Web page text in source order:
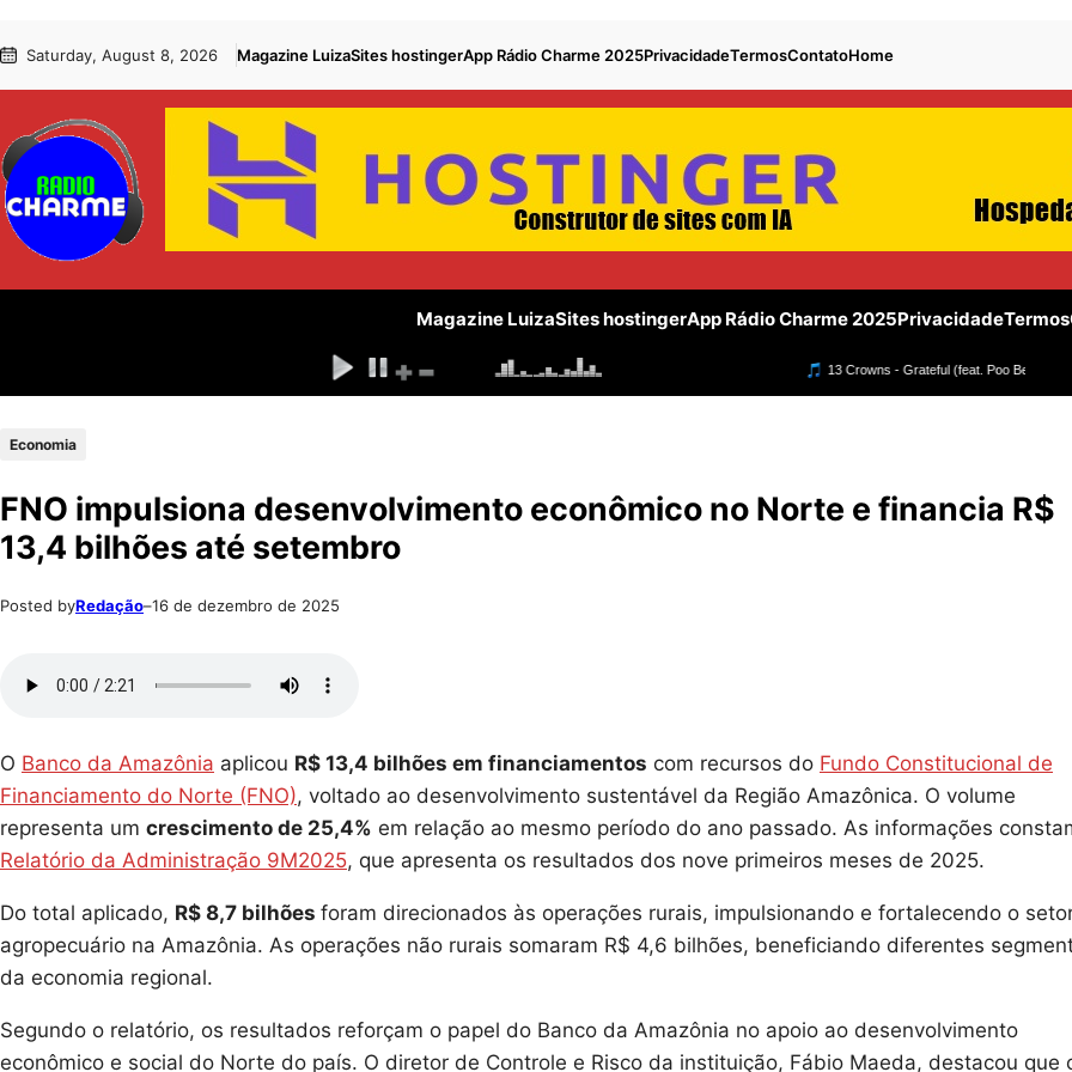
para
conteúdo
to Saturday, August 8, 2026 Magazine LuizaSites hostingerApp Rádio Charme 2025PrivacidadeTermosContatoHome
Magazine LuizaSites hostingerApp Rádio Charme 2025PrivacidadeTermos
Economia
FNO impulsiona desenvolvimento econômico no Norte e financia R$
13,4 bilhões até setembro
Posted byRedação–16 de dezembro de 2025
O Banco da Amazônia aplicou R$ 13,4 bilhões em financiamentos com recursos do Fundo Constitucional de
Financiamento do Norte (FNO), voltado ao desenvolvimento sustentável da Região Amazônica. O volume
representa um crescimento de 25,4% em relação ao mesmo período do ano passado. As informações
Relatório da Administração 9M2025, que apresenta os resultados dos nove primeiros meses de 2025.
Do total aplicado, R$ 8,7 bilhões foram direcionados às operações rurais, impulsionando e fortalecendo o
agropecuário na Amazônia. As operações não rurais somaram R$ 4,6 bilhões, beneficiando diferentes
da economia regional.
Segundo o relatório, os resultados reforçam o papel do Banco da Amazônia no apoio ao desenvolvimento
econômico e social do Norte do país. O diretor de Controle e Risco da instituição, Fábio Maeda, destacou que